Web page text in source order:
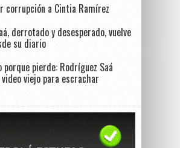
corrupción a Cintia Ramírez
derrotado y desesperado, vuelve
su diario
porque pierde: Rodríguez Saá
viejo para escrachar